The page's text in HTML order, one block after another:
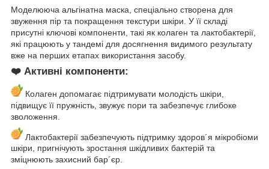
Моделююча альгінатна маска, спеціально створена для
звуження пір та покращення текстури шкіри. У її складі
присутні ключові компоненти, такі як колаген та лактобактерії,
які працюють у тандемі для досягнення видимого результату
вже на перших етапах використання засобу.
❤️ Активні компоненти:
Колаген допомагає підтримувати молодість шкіри,
підвищує її пружність, звужує пори та забезпечує глибоке
зволоження.
Лактобактерії забезпечують підтримку здоров´я мікробіоми
шкіри, пригнічують зростання шкідливих бактерій та
зміцнюють захисний бар´єр.